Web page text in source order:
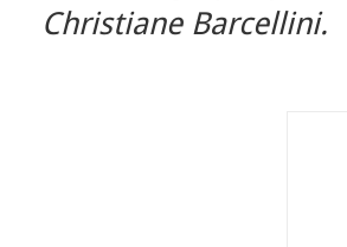
Christiane Barcellini.